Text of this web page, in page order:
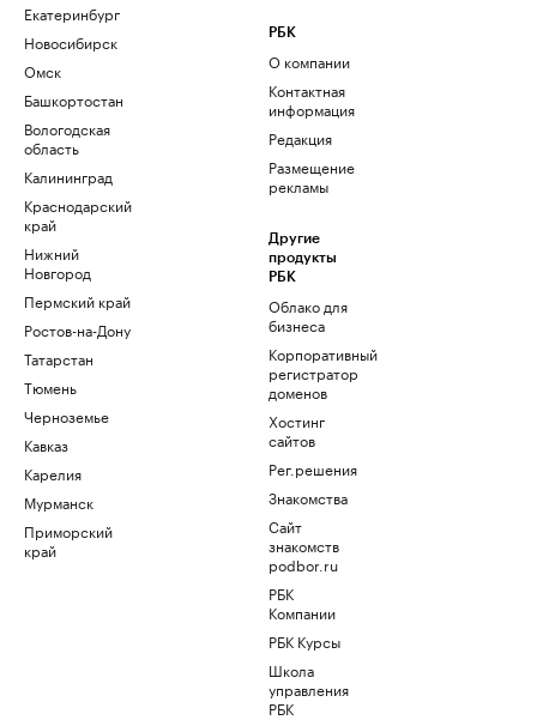
Екатеринбург
Новосибирск
Омск
Башкортостан
Вологодская
область
Калининград
Краснодарский
край
Нижний
Новгород
Пермский край
Ростов-на-Дону
Татарстан
Тюмень
Черноземье
Кавказ
Карелия
Мурманск
Приморский
край
РБК
О компании
Контактная
информация
Редакция
Размещение
рекламы
Другие
продукты
РБК
Облако для
бизнеса
Корпоративный
регистратор
доменов
Хостинг
сайтов
Рег.решения
Знакомства
Сайт
знакомств
podbor.ru
РБК
Компании
РБК Курсы
Школа
управления
РБК